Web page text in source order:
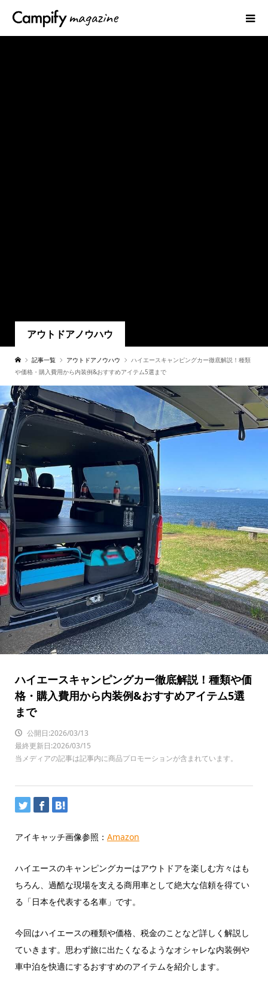
アウトドアノウハウ
記事一覧 アウトドアノウハウ
ハイエースキャンピングカー徹底解説！種類
や価格・購入費用から内装例&おすすめアイテム5選まで
ハイエースキャンピングカー徹底解説！種類や価
格・購入費用から内装例&おすすめアイテム5選
まで
公開日:2026/03/13
最終更新日:2026/03/15
当メディアの記事は記事内に商品プロモーションが含まれています。
アイキャッチ画像参照： Amazon
ハイエースのキャンピングカーはアウトドアを楽しむ方々はも
ちろん、過酷な現場を支える商用車として絶大な信頼を得てい
る「日本を代表する名車」です。
今回はハイエースの種類や価格、税金のことなど詳しく解説し
ていきます。思わず旅に出たくなるようなオシャレな内装例や
車中泊を快適にするおすすめのアイテムを紹介します。